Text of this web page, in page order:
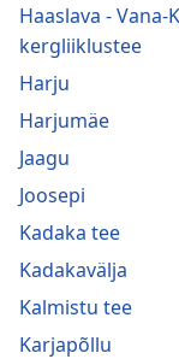
Haaslava - Vana-
kergliiklustee
Harju
Harjumäe
Jaagu
Joosepi
Kadaka tee
Kadakavälja
Kalmistu tee
Karjapõllu